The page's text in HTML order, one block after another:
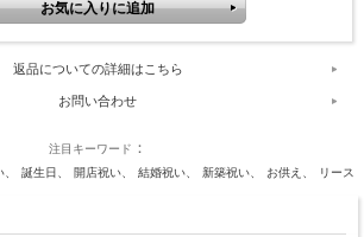
返品についての詳細はこちら
お問い合わせ
注目キーワード
誕生日 開店祝い 結婚祝い 新築祝い お供え リース